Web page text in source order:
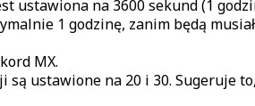
ustawiona na 3600 sekund (1
1 godzinę, zanim będą
MX.
ustawione na 20 i 30. Sugeruje